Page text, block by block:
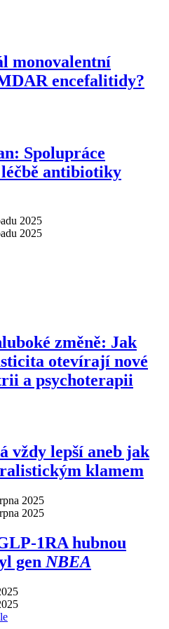
monovalentní
encefalitidy?
Spolupráce
antibiotiky
2025
2025
změně: Jak
otevírají nové
a psychoterapii
vždy lepší aneb jak
klamem
2025
2025
1RA hubnou
genNBEA